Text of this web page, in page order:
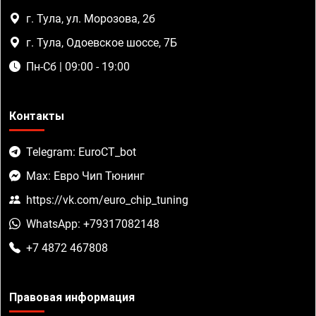
г. Тула, ул. Морозова, 2б
г. Тула, Одоевское шоссе, 7Б
Пн-Сб | 09:00 - 19:00
Контакты
Telegram: EuroCT_bot
Max: Евро Чип Тюнинг
https://vk.com/euro_chip_tuning
WhatsApp: +79317082148
+7 4872 467808
Правовая информация